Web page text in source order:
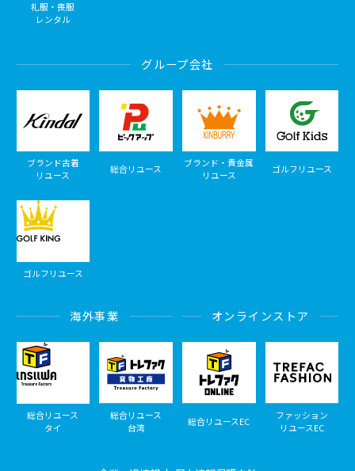
礼服・喪服
レンタル
グループ会社
ブランド古着
リユース
総合リユース
ブランド・貴金属
リユース
ゴルフリユース
ゴルフリユース
海外事業
総合リユース
タイ
総合リユース
台湾
オンラインストア
総合リユースEC
ファッション
リユースEC